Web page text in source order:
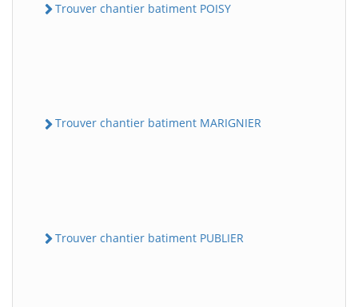
Trouver chantier batiment POISY
Trouver chantier batiment MARIGNIER
Trouver chantier batiment PUBLIER